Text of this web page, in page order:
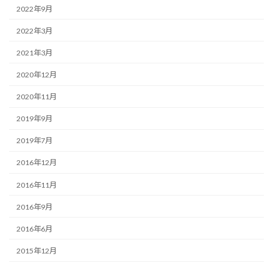
2022年9月
2022年3月
2021年3月
2020年12月
2020年11月
2019年9月
2019年7月
2016年12月
2016年11月
2016年9月
2016年6月
2015年12月